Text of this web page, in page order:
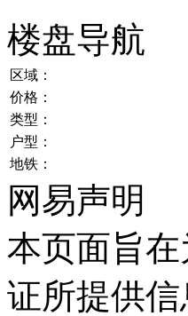
楼盘导航
区域：
价格：
类型：
户型：
地铁：
网易声明
本页面旨
证所提供